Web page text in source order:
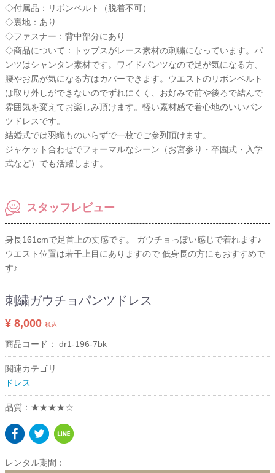
◇付属品：リボンベルト（脱着不可）
◇裏地：あり
◇ファスナー：背中部分にあり
◇商品について：トップスがレース素材の刺繍になっています。パ
ンツはシャンタン素材です。ワイドパンツなので足が気になる方、
腰やお尻が気になる方はカバーできます。ウエストのリボンベルト
は取り外しができないのでずれにくく、お好みで前や後ろで結んで
雰囲気を変えてお楽しみ頂けます。軽い素材感で着心地のいいパン
ツドレスです。
結婚式では羽織ものいらずで一枚でご参列頂けます。
ジャケット合わせでフォーマルなシーン（お宮参り・卒園式・入学
式など）でも活躍します。
スタッフレビュー
身長161cmで足首上の丈感です。 ガウチョっぽい感じで着れます♪
ウエスト位置は若干上目にありますので 低身長の方にもおすすめで
す♪
刺繍ガウチョパンツドレス
¥ 8,000 税込
商品コード： dr1-196-7bk
関連カテゴリ
ドレス
品質：★★★★☆
レンタル期間：